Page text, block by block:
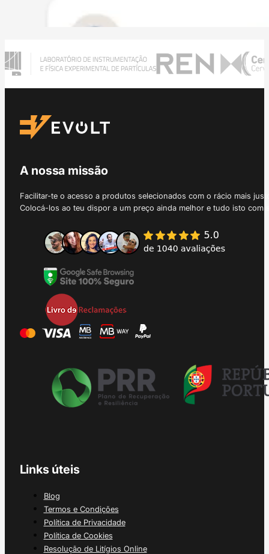
A nossa missão
Facilitar-te o acesso a produtos selecionados com o rácio mais
Colocá-los ao teu dispor a um preço ainda melhor e tudo isto
Links úteis
Blog
Termos e Condições
Política de Privacidade
Política de Cookies
Resolução de Litígios Online